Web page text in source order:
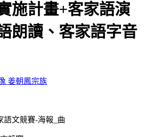
施計畫+客家語演
朗讀、客家語字音
姜朝鳳宗族